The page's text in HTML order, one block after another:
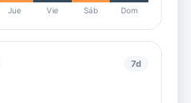
Jue Vie Sáb Dom
7d